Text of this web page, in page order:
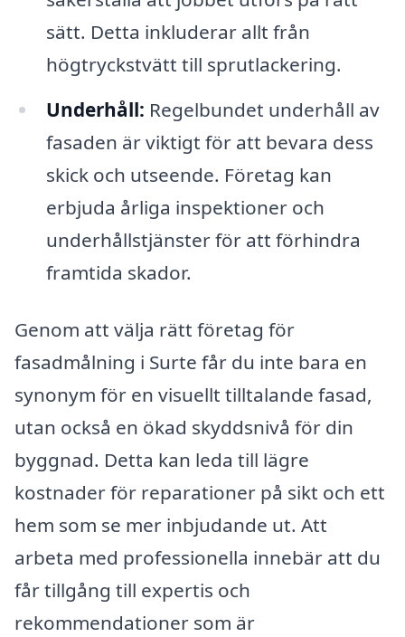
sätt. Detta inkluderar allt från
högtryckstvätt till sprutlackering.
Underhåll: Regelbundet underhåll av
fasaden är viktigt för att bevara dess
skick och utseende. Företag kan
erbjuda årliga inspektioner och
underhållstjänster för att förhindra
framtida skador.
Genom att välja rätt företag för
fasadmålning i Surte får du inte bara en
synonym för en visuellt tilltalande fasad,
utan också en ökad skyddsnivå för din
byggnad. Detta kan leda till lägre
kostnader för reparationer på sikt och ett
hem som se mer inbjudande ut. Att
arbeta med professionella innebär att du
får tillgång till expertis och
rekommendationer som är